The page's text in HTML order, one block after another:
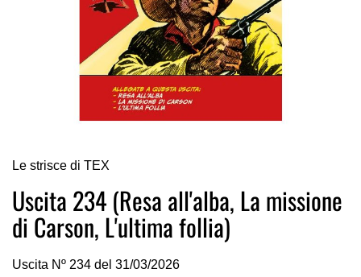
all'inizio
della
galleria
di
immagini
Le strisce di TEX
Uscita 234 (Resa all'alba, La missione
di Carson, L'ultima follia)
Uscita Nº 234 del 31/03/2026